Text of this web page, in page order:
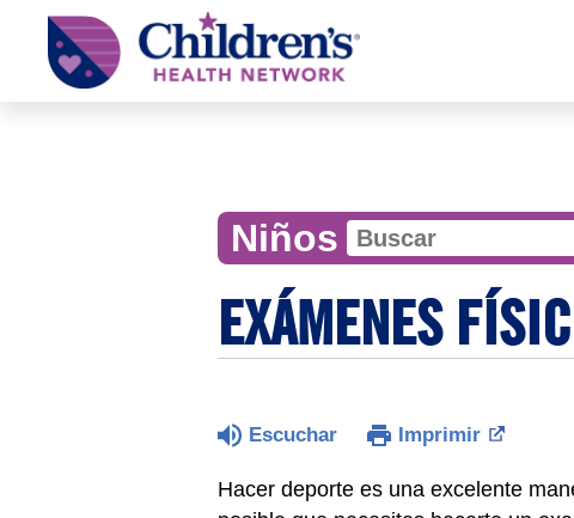
Children's
Health
Network
Niños
EXÁMENES
Escuchar Imprimir
Hacer deporte es una excelente